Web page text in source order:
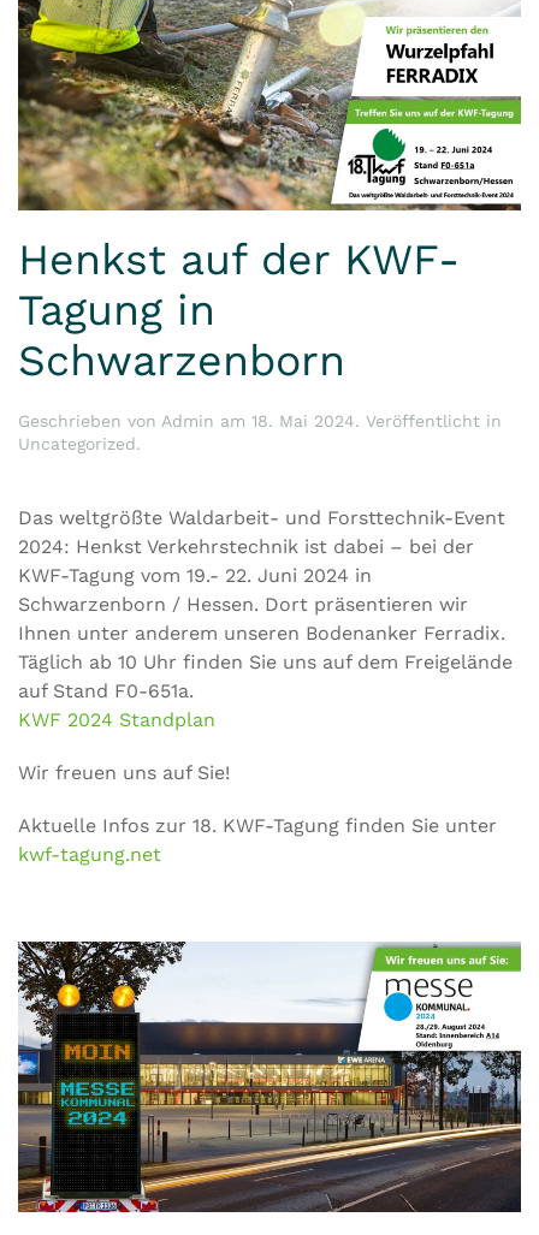
Henkst auf der KWF-
Tagung in
Schwarzenborn
Geschrieben von Admin am 18. Mai 2024. Veröffentlicht in
Uncategorized.
Das weltgrößte Waldarbeit- und Forsttechnik-Event
2024: Henkst Verkehrstechnik ist dabei – bei der
KWF-Tagung vom 19.- 22. Juni 2024 in
Schwarzenborn / Hessen. Dort präsentieren wir
Ihnen unter anderem unseren Bodenanker Ferradix.
Täglich ab 10 Uhr finden Sie uns auf dem Freigelände
auf Stand F0-651a.
KWF 2024 Standplan
Wir freuen uns auf Sie!
Aktuelle Infos zur 18. KWF-Tagung finden Sie unter
kwf-tagung.net